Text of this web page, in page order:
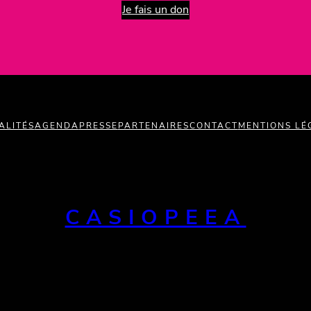
Je fais un don
AGENDAPRESSEPARTENAIRESCONTACTMENTIONS
CASIOPEEA